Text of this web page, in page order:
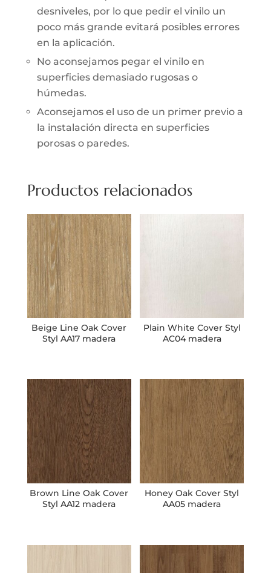
desniveles, por lo que pedir el vinilo un
poco más grande evitará posibles errores
en la aplicación.
No aconsejamos pegar el vinilo en
superficies demasiado rugosas o
húmedas.
Aconsejamos el uso de un primer previo a
la instalación directa en superficies
porosas o paredes.
Productos relacionados
Beige Line Oak Cover
Styl AA17 madera
Plain White Cover Styl
AC04 madera
Brown Line Oak Cover
Styl AA12 madera
Honey Oak Cover Styl
AA05 madera